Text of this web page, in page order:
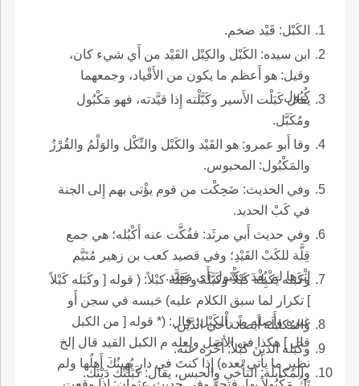
الكَبْل: قَيْد ضخم.
ابن سيده: الكَبْل والكِبْل القَيْد من أَي شيء كان،
وقيل: هو أَعظم ما يكون من الأَقْياد، وجمعهما
كُبُول.
يقال كَبَلْت الأَسير وكَبَّلْته إِذا قيَّدته، فهو مَكْبُول
ومُكَبَّل.
وقا أَبو عمرو: هو القَيْد والكَبْل والنِّكْل والوَلْمُ والقُرْزُ
والمَكْبُول: المحبوس.
وفي الحديث: ضَحِكْت من قوم يؤْتى بهم إِلى الجنة
في كَبْ الحديد.
وفي حديث أَبي مرثَد: ففُكَّت عنه أَكْبُله؛ هي جمع
قِلَّة للكَبْ القَيْدِ؛ وفي قصيد كعب بن زهير مُتَيَّم
إِثْرَها لم يُفْدَ مَكْبول أَي مقيَّد.وكَبَله يَكْبِله كَبْلاً وكَبَّلَه وكَبَله كبْلاً: ( قوله [ وكَبَله كَبْلاً
] تكرار لما سبق الكلام عليه) حَبسه في سجن أَو
غيره وأَصله من الكَبْل؛ قال: (* قوله [ من الكبل
قال ] هكذا في الأصل ولعله م الكبل القيد قال إلخ
نظير ما يأتي بعده) إِذا كنتَ في دارٍ يُهِينُكَ أَهلُها ولم
والمُكابلَة أَيضاً: تأْخي الدَّيْن.
وكَبَله الدينَ كَبْلاً: أَخَّره عنه.
والمُكابلَة: التأْخي والحبس، يقال: كَبَلْتُك دَيْنَك.